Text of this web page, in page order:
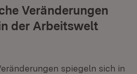
Veränderungen
der Arbeitswelt
spiegeln sich in